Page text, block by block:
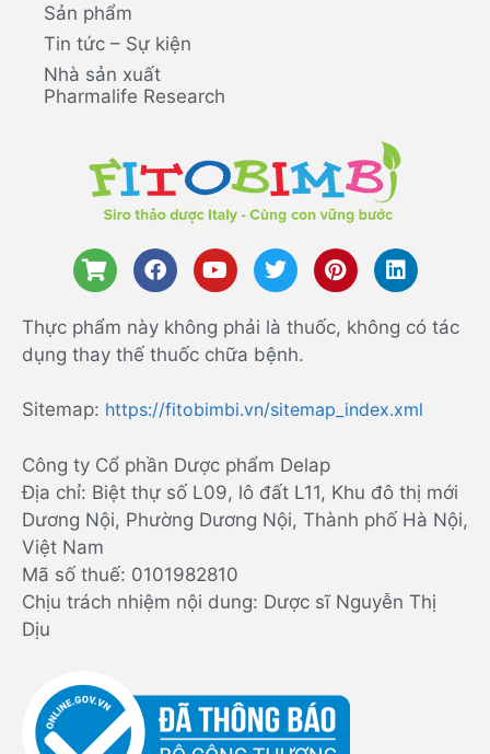
Sản phẩm
Tin tức – Sự kiện
Nhà sản xuất
Pharmalife Research
Thực phẩm này không phải là thuốc, không có tác
dụng thay thế thuốc chữa bệnh.
Sitemap: https://fitobimbi.vn/sitemap_index.xml
Công ty Cổ phần Dược phẩm Delap
Địa chỉ: Biệt thự số L09, lô đất L11, Khu đô thị mới
Dương Nội, Phường Dương Nội, Thành phố Hà Nội,
Việt Nam
Mã số thuế: 0101982810
Chịu trách nhiệm nội dung: Dược sĩ Nguyễn Thị
Dịu